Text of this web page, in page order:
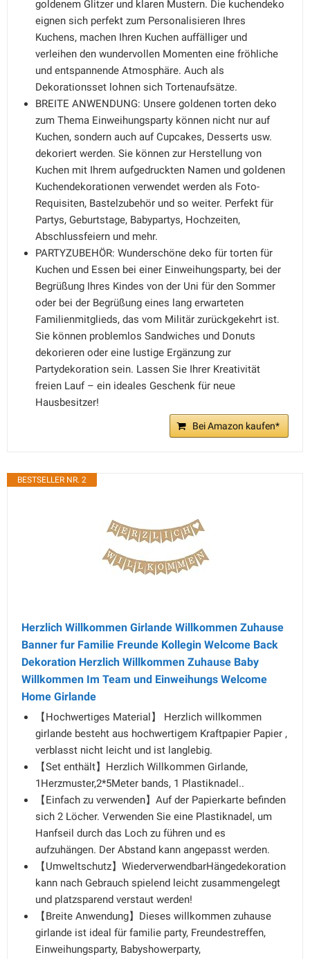
goldenem Glitzer und klaren Mustern. Die kuchendeko
eignen sich perfekt zum Personalisieren Ihres
Kuchens, machen Ihren Kuchen auffälliger und
verleihen den wundervollen Momenten eine fröhliche
und entspannende Atmosphäre. Auch als
Dekorationsset lohnen sich Tortenaufsätze.
BREITE ANWENDUNG: Unsere goldenen torten deko
zum Thema Einweihungsparty können nicht nur auf
Kuchen, sondern auch auf Cupcakes, Desserts usw.
dekoriert werden. Sie können zur Herstellung von
Kuchen mit Ihrem aufgedruckten Namen und goldenen
Kuchendekorationen verwendet werden als Foto-
Requisiten, Bastelzubehör und so weiter. Perfekt für
Partys, Geburtstage, Babypartys, Hochzeiten,
Abschlussfeiern und mehr.
PARTYZUBEHÖR: Wunderschöne deko für torten für
Kuchen und Essen bei einer Einweihungsparty, bei der
Begrüßung Ihres Kindes von der Uni für den Sommer
oder bei der Begrüßung eines lang erwarteten
Familienmitglieds, das vom Militär zurückgekehrt ist.
Sie können problemlos Sandwiches und Donuts
dekorieren oder eine lustige Ergänzung zur
Partydekoration sein. Lassen Sie Ihrer Kreativität
freien Lauf – ein ideales Geschenk für neue
Hausbesitzer!
Bei Amazon kaufen*
BESTSELLER NR. 2
Herzlich Willkommen Girlande Willkommen Zuhause
Banner fur Familie Freunde Kollegin Welcome Back
Dekoration Herzlich Willkommen Zuhause Baby
Willkommen Im Team und Einweihungs Welcome
Home Girlande
【Hochwertiges Material】 Herzlich willkommen
girlande besteht aus hochwertigem Kraftpapier Papier ,
verblasst nicht leicht und ist langlebig.
【Set enthält】Herzlich Willkommen Girlande,
1Herzmuster,2*5Meter bands, 1 Plastiknadel..
【Einfach zu verwenden】Auf der Papierkarte befinden
sich 2 Löcher. Verwenden Sie eine Plastiknadel, um
Hanfseil durch das Loch zu führen und es
aufzuhängen. Der Abstand kann angepasst werden.
【Umweltschutz】WiederverwendbarHängedekoration
kann nach Gebrauch spielend leicht zusammengelegt
und platzsparend verstaut werden!
【Breite Anwendung】Dieses willkommen zuhause
girlande ist ideal für familie party, Freundestreffen,
Einweihungsparty, Babyshowerparty,